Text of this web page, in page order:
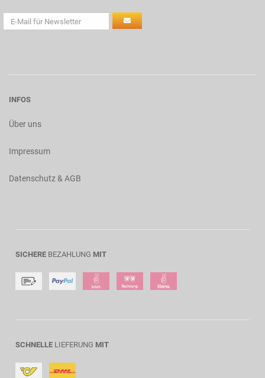
INFOS
Über uns
Impressum
Datenschutz & AGB
SICHERE BEZAHLUNG MIT
SCHNELLE LIEFERUNG MIT